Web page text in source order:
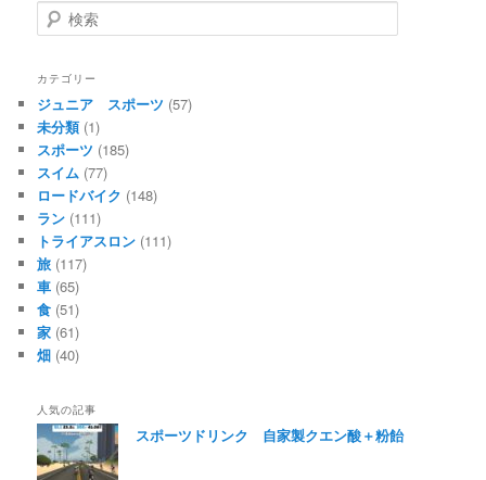
検
索
カテゴリー
ジュニア スポーツ (57)
未分類(1)
スポーツ (185)
スイム (77)
ロードバイク (148)
ラン (111)
トライアスロン (111)
旅 (117)
車 (65)
食 (51)
家 (61)
畑 (40)
人気の記事
スポーツドリンク 自家製クエン酸＋粉飴